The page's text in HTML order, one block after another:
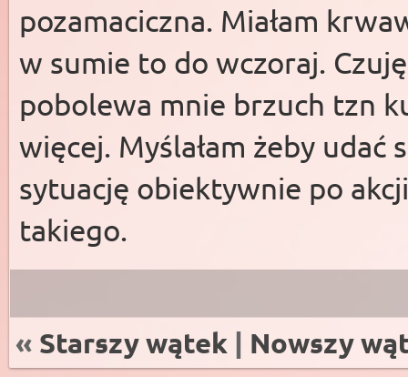
pozamaciczna. Miałam
w sumie to do wczoraj.
pobolewa mnie brzuch tzn
więcej. Myślałam żeby
sytuację obiektywnie po
takiego.
« Starszy wątek | Nowszy